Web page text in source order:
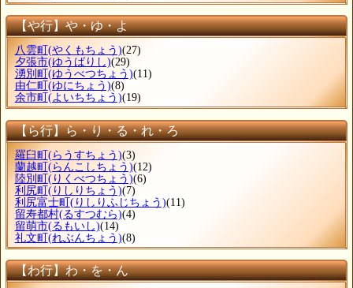
【や行】や・ゆ・よ
八雲町 (やくもちょう)(27)
夕張市(ゆうばりし)(29)
湧別町 (ゆうべつちょう)(11)
由仁町 (ゆにちょう)(8)
余市町 (よいちちょう)(19)
【ら行】ら・り・る・れ・ろ
羅臼町 (らうすちょう)(3)
蘭越町 (らんこしちょう)(12)
陸別町 (りくべつちょう)(6)
利尻町 (りしりちょう)(7)
利尻富士町 (りしりふじちょう)(11)
留寿都村(るすつむら)(4)
留萌市(るもいし)(14)
礼文町 (れぶんちょう)(8)
【わ行】わ・を・ん